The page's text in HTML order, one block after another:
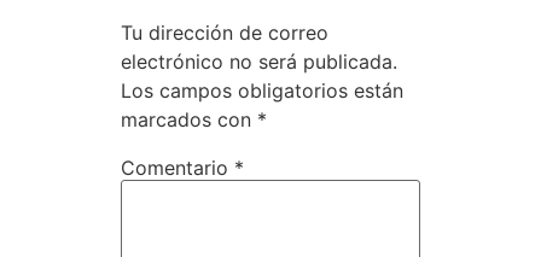
Tu dirección de correo
electrónico no será publicada.
Los campos obligatorios están
marcados con *
Comentario *